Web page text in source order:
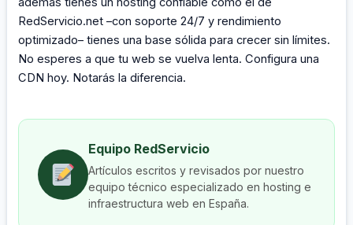
RedServicio.net –con soporte 24/7 y rendimiento
optimizado– tienes una base sólida para crecer sin límites.
No esperes a que tu web se vuelva lenta. Configura una
CDN hoy. Notarás la diferencia.
Equipo RedServicio
Artículos escritos y revisados por nuestro
equipo técnico especializado en hosting e
infraestructura web en España.